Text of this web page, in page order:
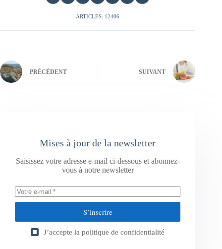
ARTICLES: 12406
PRÉCÉDENT SUIVANT
Mises à jour de la newsletter
Saisissez votre adresse e-mail ci-dessous et abonnez-
vous à notre newsletter
S’inscrire
J’accepte la politique de confidentialité